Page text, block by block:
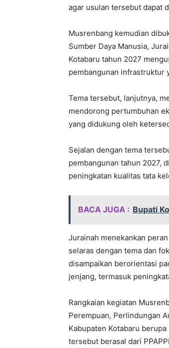
agar usulan tersebut dapat
Musrenbang kemudian
Sumber Daya Manusia,
Kotabaru tahun 2027
pembangunan infrastruktur
Tema tersebut, lanjutnya,
mendorong pertumbuhan
yang didukung oleh
Sejalan dengan tema
pembangunan tahun 2027,
peningkatan kualitas tata
BACA JUGA : Bupati
Jurainah menekankan
selaras dengan tema dan
disampaikan berorientasi
jenjang, termasuk
Rangkaian kegiatan
Perempuan, Perlindungan
Kabupaten Kotabaru
tersebut berasal dari